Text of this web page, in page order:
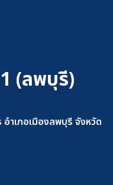
(ลพบุรี)
ำเภอเมืองลพบุรี จังหวัด